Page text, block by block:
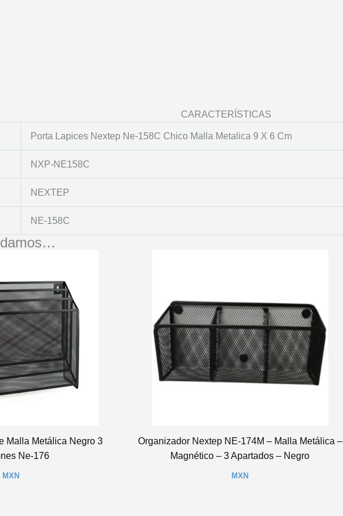
CARACTERÍSTICAS
Porta Lapices Nextep Ne-158C Chico Malla Metalica 9 X 6 Cm
NXP-NE158C
NEXTEP
NE-158C
Malla Metálica Negro 3
Ne-176
MXN
Organizador Nextep NE-174M – Malla Metálica –
Magnético – 3 Apartados – Negro
MXN